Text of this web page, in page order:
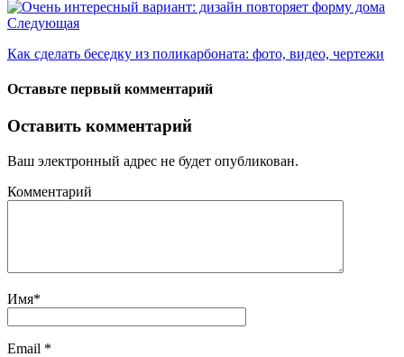
Следующая
Как сделать беседку из поликарбоната: фото, видео, чертежи
Оставьте первый комментарий
Оставить комментарий
Ваш электронный адрес не будет опубликован.
Комментарий
Имя*
Email *